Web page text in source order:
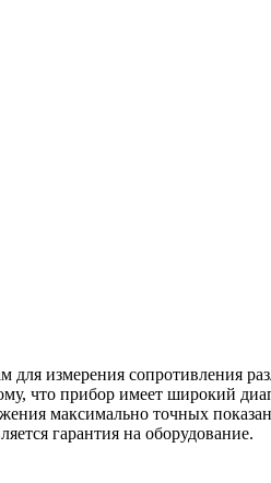
измерения сопротивления
что прибор имеет широкий
максимально точных
гарантия на оборудование.